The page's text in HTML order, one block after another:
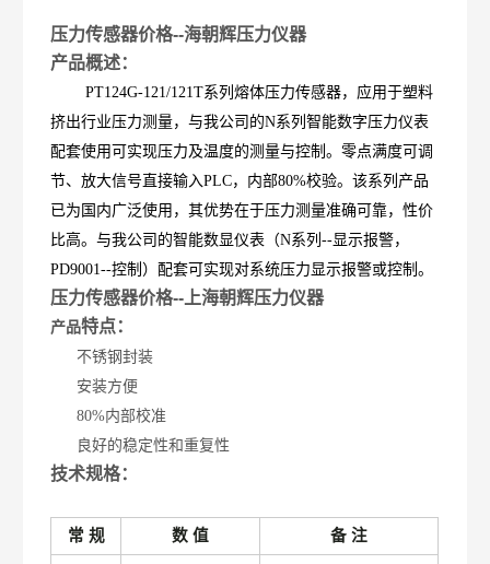
压力传感器价格--海朝辉压力仪器
产品概述：
PT124G-121/121T系列熔体压力传感器，应用于塑料
挤出行业压力测量，与我公司的N系列智能数字压力仪表
配套使用可实现压力及温度的测量与控制。零点满度可调
节、放大信号直接输入PLC，内部80%校验。该系列产品
已为国内广泛使用，其优势在于压力测量准确可靠，性价
比高。与我公司的智能数显仪表（N系列--显示报警，
PD9001--控制）配套可实现对系统压力显示报警或控制。
压力传感器价格--上海朝辉压力仪器
产品特点：
不锈钢封装
安装方便
80%内部校准
良好的稳定性和重复性
技术规格：
常 规 数 值 备 注